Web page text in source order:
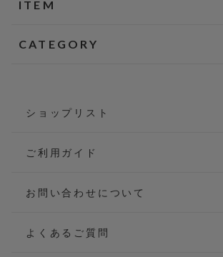
ITEM
CATEGORY
ショップリスト
ご利用ガイド
お問い合わせについて
よくあるご質問